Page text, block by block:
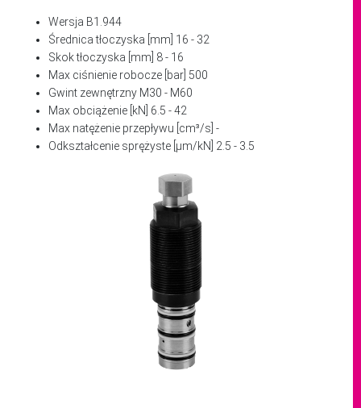
Wersja B1.944
Średnica tłoczyska [mm] 16 - 32
Skok tłoczyska [mm] 8 - 16
Max ciśnienie robocze [bar] 500
Gwint zewnętrzny M30 - M60
Max obciążenie [kN] 6.5 - 42
Max natężenie przepływu [cm³/s] -
Odkształcenie sprężyste [μm/kN] 2.5 - 3.5